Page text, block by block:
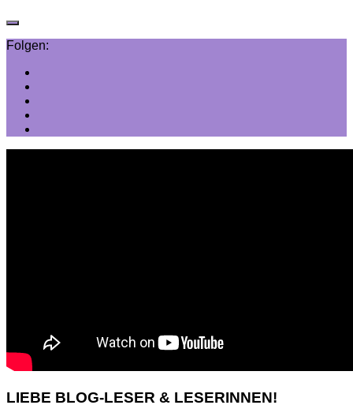
Folgen:
LIEBE BLOG-LESER & LESERINNEN!